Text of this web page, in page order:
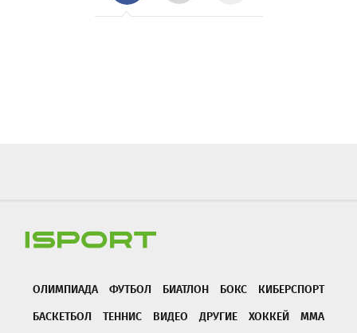
ОЛИМПИАДА ФУТБОЛ БИАТЛОН БОКС
КИБЕРСПОРТ
БАСКЕТБОЛ
ТЕННИС ВИДЕО ДРУГИЕ ХОККЕЙ
ММА